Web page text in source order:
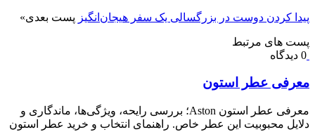
پیدا کردن دوست در بزرگسالی یک سفر هیجان‌انگیز پست بعدی»
پست های مرتبط
0 دیدگاه
معرفی عطر استون
معرفی عطر استون Aston؛ بررسی رایحه، ویژگی‌ها، ماندگاری و
دلایل محبوبیت این عطر خاص. راهنمای انتخاب و خرید عطر استون